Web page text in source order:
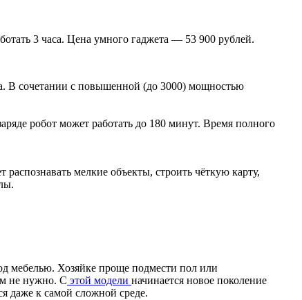
3 часа. Цена умного гаджета — 53 900 рублей.
В сочетании с повышенной (до 3000) мощностью
робот может работать до 180 минут. Время полного
мелкие объекты, строить чёткую карту,
мебелью. Хозяйке проще подмести пол или
не нужно. С этой модели начинается новое поколение
даже к самой сложной среде.